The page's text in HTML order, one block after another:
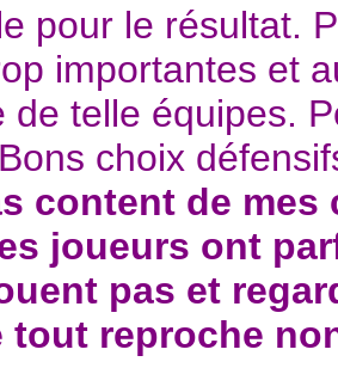
pour le résultat.
importantes et
de telle équipes.
choix
content de
joueurs ont
pas et
tout reproche